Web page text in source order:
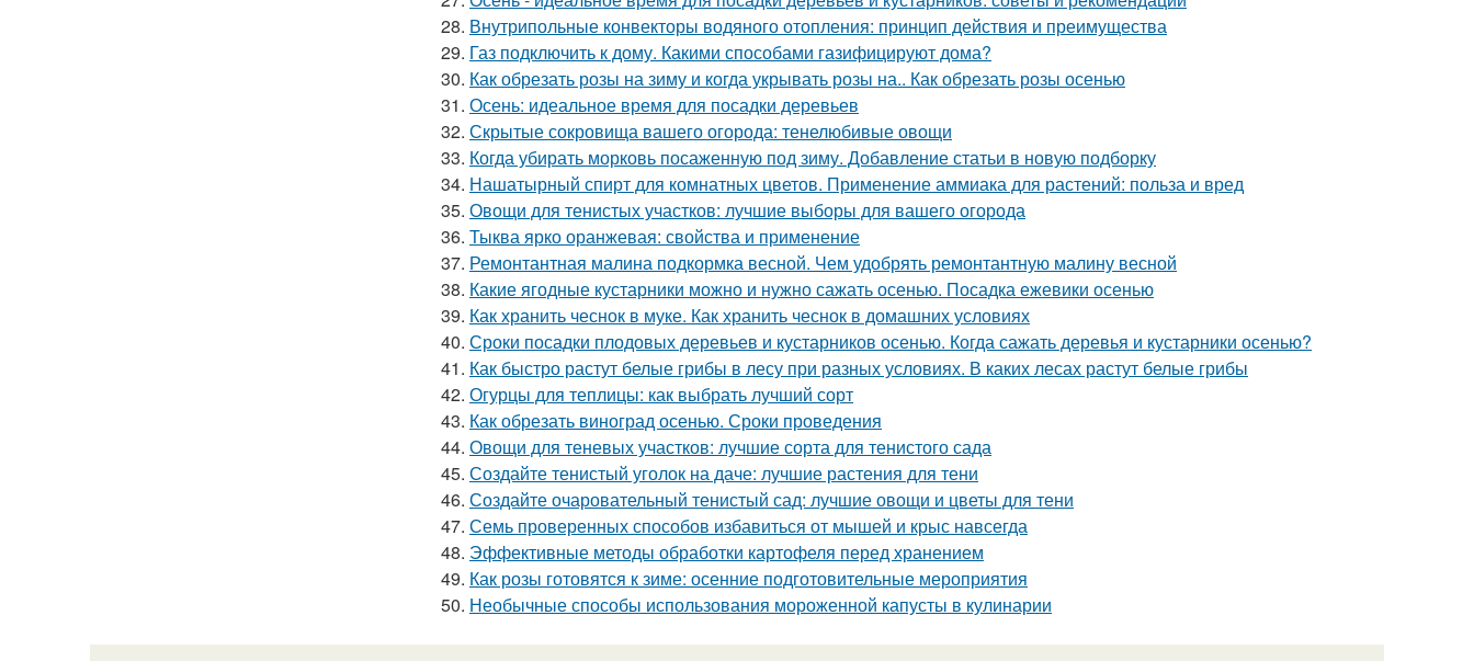
28. Внутрипольные конвекторы водяного отопления: принцип действия и преимущества
29. Газ подключить к дому. Какими способами газифицируют дома?
30. Как обрезать розы на зиму и когда укрывать розы на.. Как обрезать розы осенью
31. Осень: идеальное время для посадки деревьев
32. Скрытые сокровища вашего огорода: тенелюбивые овощи
33. Когда убирать морковь посаженную под зиму. Добавление статьи в новую подборку
34. Нашатырный спирт для комнатных цветов. Применение аммиака для растений: польза и вред
35. Овощи для тенистых участков: лучшие выборы для вашего огорода
36. Тыква ярко оранжевая: свойства и применение
37. Ремонтантная малина подкормка весной. Чем удобрять ремонтантную малину весной
38. Какие ягодные кустарники можно и нужно сажать осенью. Посадка ежевики осенью
39. Как хранить чеснок в муке. Как хранить чеснок в домашних условиях
40. Сроки посадки плодовых деревьев и кустарников осенью. Когда сажать деревья и кустарники осенью?
41. Как быстро растут белые грибы в лесу при разных условиях. В каких лесах растут белые грибы
42. Огурцы для теплицы: как выбрать лучший сорт
43. Как обрезать виноград осенью. Сроки проведения
44. Овощи для теневых участков: лучшие сорта для тенистого сада
45. Создайте тенистый уголок на даче: лучшие растения для тени
46. Создайте очаровательный тенистый сад: лучшие овощи и цветы для тени
47. Семь проверенных способов избавиться от мышей и крыс навсегда
48. Эффективные методы обработки картофеля перед хранением
49. Как розы готовятся к зиме: осенние подготовительные мероприятия
50. Необычные способы использования мороженной капусты в кулинарии